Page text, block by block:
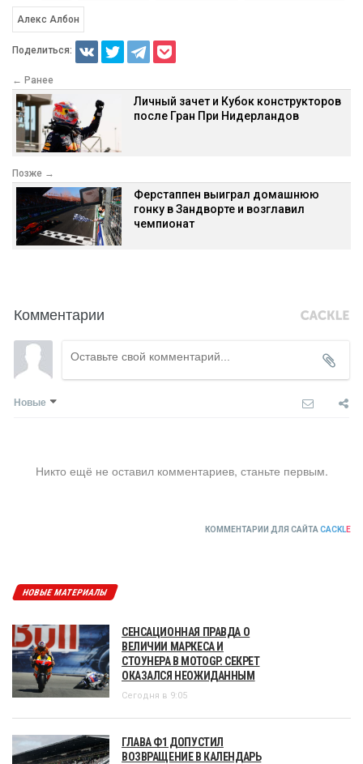
Алекс Албон
Поделиться:
← Ранее
Личный зачет и Кубок конструкторов
после Гран При Нидерландов
Позже →
Ферстаппен выиграл домашнюю
гонку в Зандворте и возглавил
чемпионат
Комментарии
Новые
Никто ещё не оставил комментариев, станьте первым.
КОММЕНТАРИИ ДЛЯ САЙТА CACKLE
НОВЫЕ МАТЕРИАЛЫ
СЕНСАЦИОННАЯ ПРАВДА О
ВЕЛИЧИИ МАРКЕСА И
СТОУНЕРА В MOTOGP. СЕКРЕТ
ОКАЗАЛСЯ НЕОЖИДАННЫМ
Сегодня в 9:05
ГЛАВА Ф1 ДОПУСТИЛ
ВОЗВРАЩЕНИЕ В КАЛЕНДАРЬ